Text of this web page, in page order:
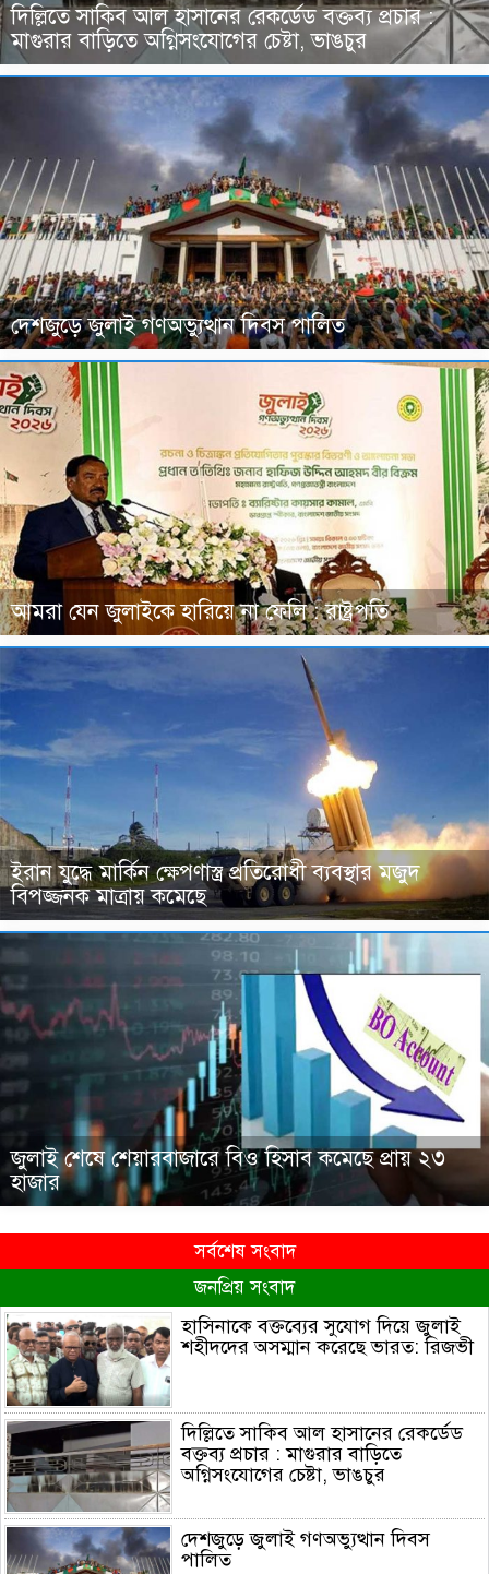
দিল্লিতে সাকিব আল হাসানের রেকর্ডেড বক্তব্য প্রচার :
মাগুরার বাড়িতে অগ্নিসংযোগের চেষ্টা, ভাঙচুর
দেশজুড়ে জুলাই গণঅভ্যুত্থান দিবস পালিত
আমরা যেন জুলাইকে হারিয়ে না ফেলি : রাষ্ট্রপতি
ইরান যুদ্ধে মার্কিন ক্ষেপণাস্ত্র প্রতিরোধী ব্যবস্থার মজুদ
বিপজ্জনক মাত্রায় কমেছে
জুলাই শেষে শেয়ারবাজারে বিও হিসাব কমেছে প্রায় ২৩
হাজার
সর্বশেষ সংবাদ
জনপ্রিয় সংবাদ
হাসিনাকে বক্তব্যের সুযোগ দিয়ে জুলাই
শহীদদের অসম্মান করেছে ভারত: রিজভী
দিল্লিতে সাকিব আল হাসানের রেকর্ডেড
বক্তব্য প্রচার : মাগুরার বাড়িতে
অগ্নিসংযোগের চেষ্টা, ভাঙচুর
দেশজুড়ে জুলাই গণঅভ্যুত্থান দিবস
পালিত